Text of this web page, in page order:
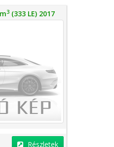
3(333 LE) 2017
Részletek